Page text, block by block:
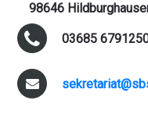
98646
03685